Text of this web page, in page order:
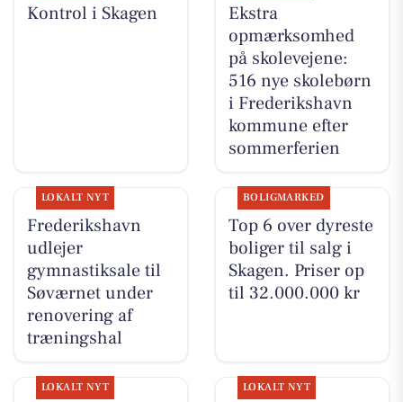
Kontrol i Skagen
Ekstra
opmærksomhed
på skolevejene:
516 nye skolebørn
i Frederikshavn
kommune efter
sommerferien
LOKALT NYT
Frederikshavn
udlejer
gymnastiksale til
Søværnet under
renovering af
træningshal
BOLIGMARKED
Top 6 over dyreste
boliger til salg i
Skagen. Priser op
til 32.000.000 kr
LOKALT NYT LOKALT NYT